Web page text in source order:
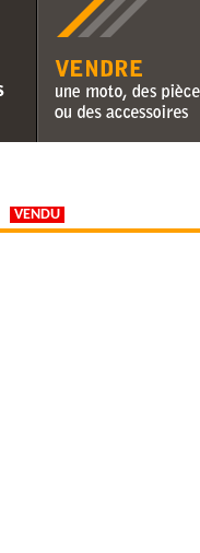
Vendre une moto, des
des accessoires
VENDU